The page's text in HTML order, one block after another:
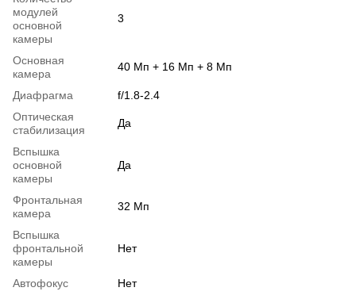
модулей
основной
камеры
3
Основная
камера
40 Мп + 16 Мп + 8 Мп
Диафрагма
f/1.8-2.4
Оптическая
стабилизация
Да
Вспышка
основной
камеры
Да
Фронтальная
камера
32 Мп
Вспышка
фронтальной
камеры
Нет
Автофокус
Нет